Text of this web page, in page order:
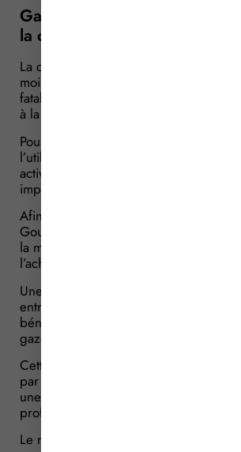
Gazole non routier : une
la consommation d’avril 2026
La crise au Moyen-Orient entraine
mois des tensions
fatalement une augmentation forte et
à la pompe.
Pour certains professionnels
l’utilisation d’hydrocarbures pour
activités, cette crise énergétique
important pour la stabilité de leur
Afin d’accompagner les secteurs les
Gouvernement a annoncé depuis le
la mise en place de plusieurs aides
l’achat de carburant.
Une aide est justement mise en place
entreprises des secteurs agricole et
bénéficiant déjà des tarifs réduits
gazole non routier (GNR).
Cette nouvelle aide vise les achats de
par ces entreprises en avril 2026 et
une subvention de 0,386 € par litre
professionnel sur cette période.
Le montant de l’aide pourra être